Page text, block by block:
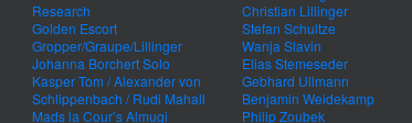
Research
Golden Escort
Gropper/Graupe/Lillinger
Johanna Borchert Solo
Kasper Tom / Alexander von
Schlippenbach / Rudi Mahall
Mads la Cour’s Almugi
Christian Lillinger
Stefan Schultze
Wanja Slavin
Elias Stemeseder
Gebhard Ullmann
Benjamin Weidekamp
Philip Zoubek